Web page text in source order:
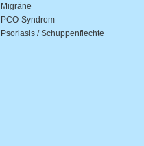
Migräne
PCO-Syndrom
Psoriasis / Schuppenflechte